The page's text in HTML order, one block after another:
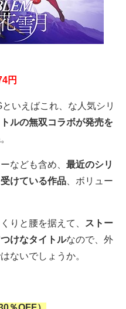
円
いえばこれ、な人気シリ
ルの無双コラボが発売を
なども含め、 最近のシリ
けている作品 、ボリュー
りと腰を据えて、
ストー
けなタイトルなので、外
ないでしょうか。